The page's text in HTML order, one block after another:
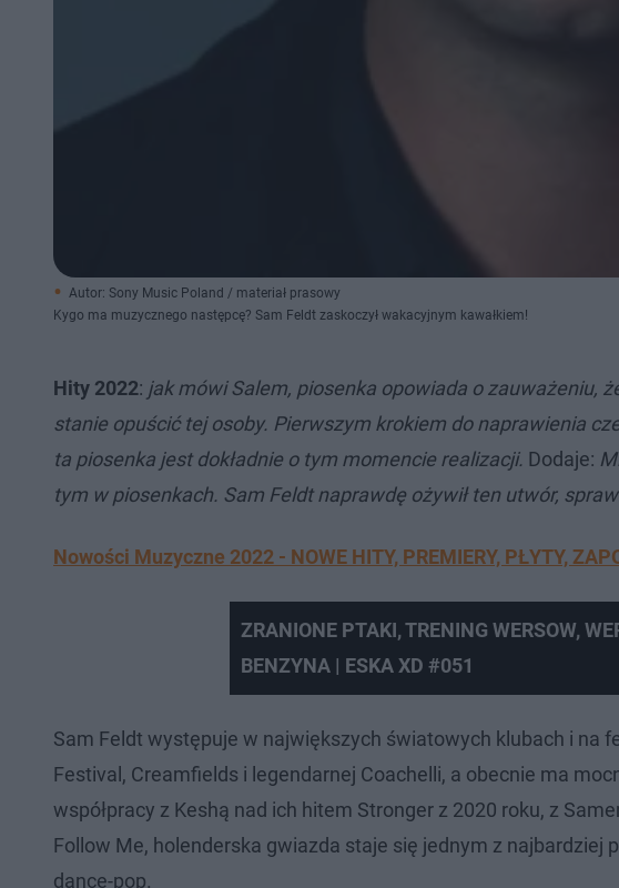
Autor: Sony Music Poland / materiał prasowy
Kygo ma muzycznego następcę? Sam Feldt zaskoczył wakacyjnym kawałkiem!
Hity 2022: jak mówi Salem, piosenka opowiada o zauważeniu,
stanie opuścić tej osoby. Pierwszym krokiem do naprawienia
ta piosenka jest dokładnie o tym momencie realizacji. Dodaje:
tym w piosenkach. Sam Feldt naprawdę ożywił ten utwór,
Nowości Muzyczne 2022 - NOWE HITY, PREMIERY, PŁYTY,
ZRANIONE PTAKI, TRENING WERSOW,
BENZYNA | ESKA XD #051
Sam Feldt występuje w największych światowych klubach i na
Festival, Creamfields i legendarnej Coachelli, a obecnie ma
współpracy z Keshą nad ich hitem Stronger z 2020 roku, z
Follow Me, holenderska gwiazda staje się jednym z
dance-pop.